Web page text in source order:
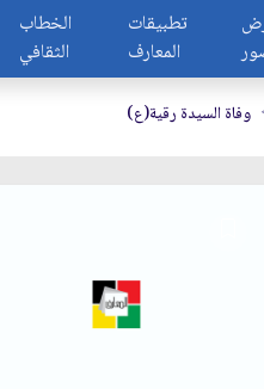
الخطاب
الثقافي
تطبيقات
المعارف
وفاة السيدة رقية(ع)